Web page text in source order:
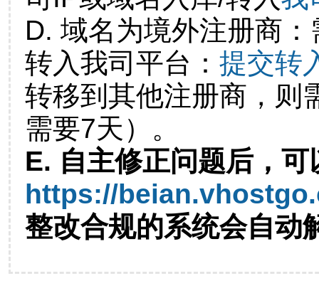
D. 域名为境外注册商
转入我司平台： 提交转
转移到其他注册商，则
需要7天）。
E. 自主修正问题后，可
https://
整改合规的系统会自动